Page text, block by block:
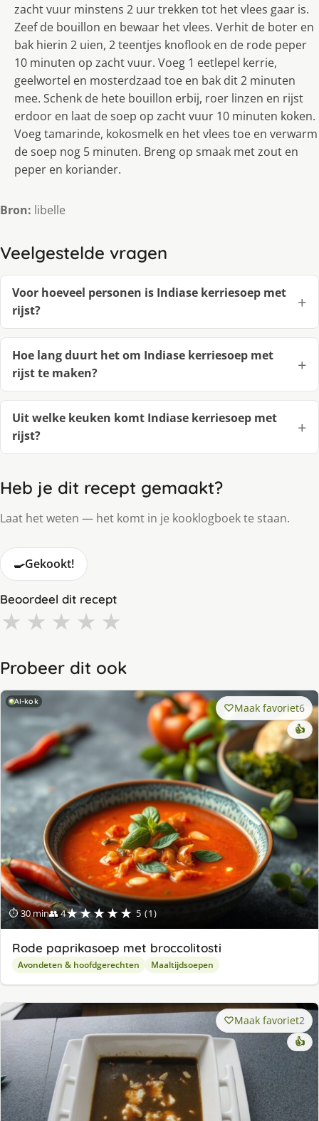
zacht vuur minstens 2 uur trekken tot het vlees gaar is.
Zeef de bouillon en bewaar het vlees. Verhit de boter en
bak hierin 2 uien, 2 teentjes knoflook en de rode peper
10 minuten op zacht vuur. Voeg 1 eetlepel kerrie,
geelwortel en mosterdzaad toe en bak dit 2 minuten
mee. Schenk de hete bouillon erbij, roer linzen en rijst
erdoor en laat de soep op zacht vuur 10 minuten koken.
Voeg tamarinde, kokosmelk en het vlees toe en verwarm
de soep nog 5 minuten. Breng op smaak met zout en
peper en koriander.
Bron: libelle
Veelgestelde vragen
Voor hoeveel personen is Indiase kerriesoep met
rijst?
Hoe lang duurt het om Indiase kerriesoep met
rijst te maken?
Uit welke keuken komt Indiase kerriesoep met
rijst?
Heb je dit recept gemaakt?
Laat het weten — het komt in je kooklogboek te staan.
🍳Gekookt!
Beoordeel dit recept
★ ★ ★ ★ ★
Probeer dit ook
AI-kok
⏱ 30 min👥 4★★★★★ 5 (1)
Maak favoriet6
👍
Rode paprikasoep met broccolitosti
Avondeten & hoofdgerechten Maaltijdsoepen
Maak favoriet2
👍